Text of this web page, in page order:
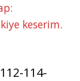
keserim.
114-